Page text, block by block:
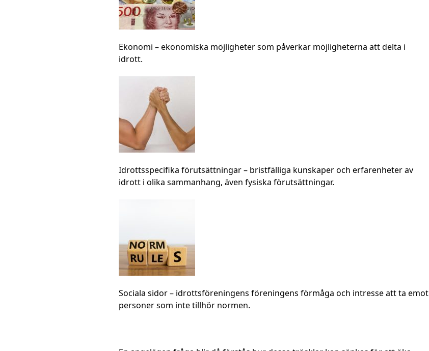
Ekonomi – ekonomiska möjligheter som påverkar möjligheterna att delta i
idrott.
Idrottsspecifika förutsättningar– bristfälliga kunskaper och erfarenheter av
idrott i olika sammanhang, även fysiska förutsättningar.
Sociala sidor– idrottsföreningens föreningens förmåga och intresse att ta emot
personer som inte tillhör normen.